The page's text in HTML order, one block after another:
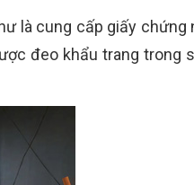
là cung cấp giấy chứng
đeo khẩu trang trong